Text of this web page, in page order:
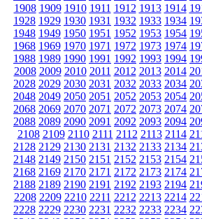
1908 1909 1910 1911 1912 1913 1914
1928 1929 1930 1931 1932 1933 1934
1948 1949 1950 1951 1952 1953 1954
1968 1969 1970 1971 1972 1973 1974
1988 1989 1990 1991 1992 1993 1994
2008 2009 2010 2011 2012 2013 2014
2028 2029 2030 2031 2032 2033 2034
2048 2049 2050 2051 2052 2053 2054
2068 2069 2070 2071 2072 2073 2074
2088 2089 2090 2091 2092 2093 2094
2108 2109 2110 2111 2112 2113 2114
2128 2129 2130 2131 2132 2133 2134
2148 2149 2150 2151 2152 2153 2154
2168 2169 2170 2171 2172 2173 2174
2188 2189 2190 2191 2192 2193 2194
2208 2209 2210 2211 2212 2213 2214
2228 2229 2230 2231 2232 2233 2234